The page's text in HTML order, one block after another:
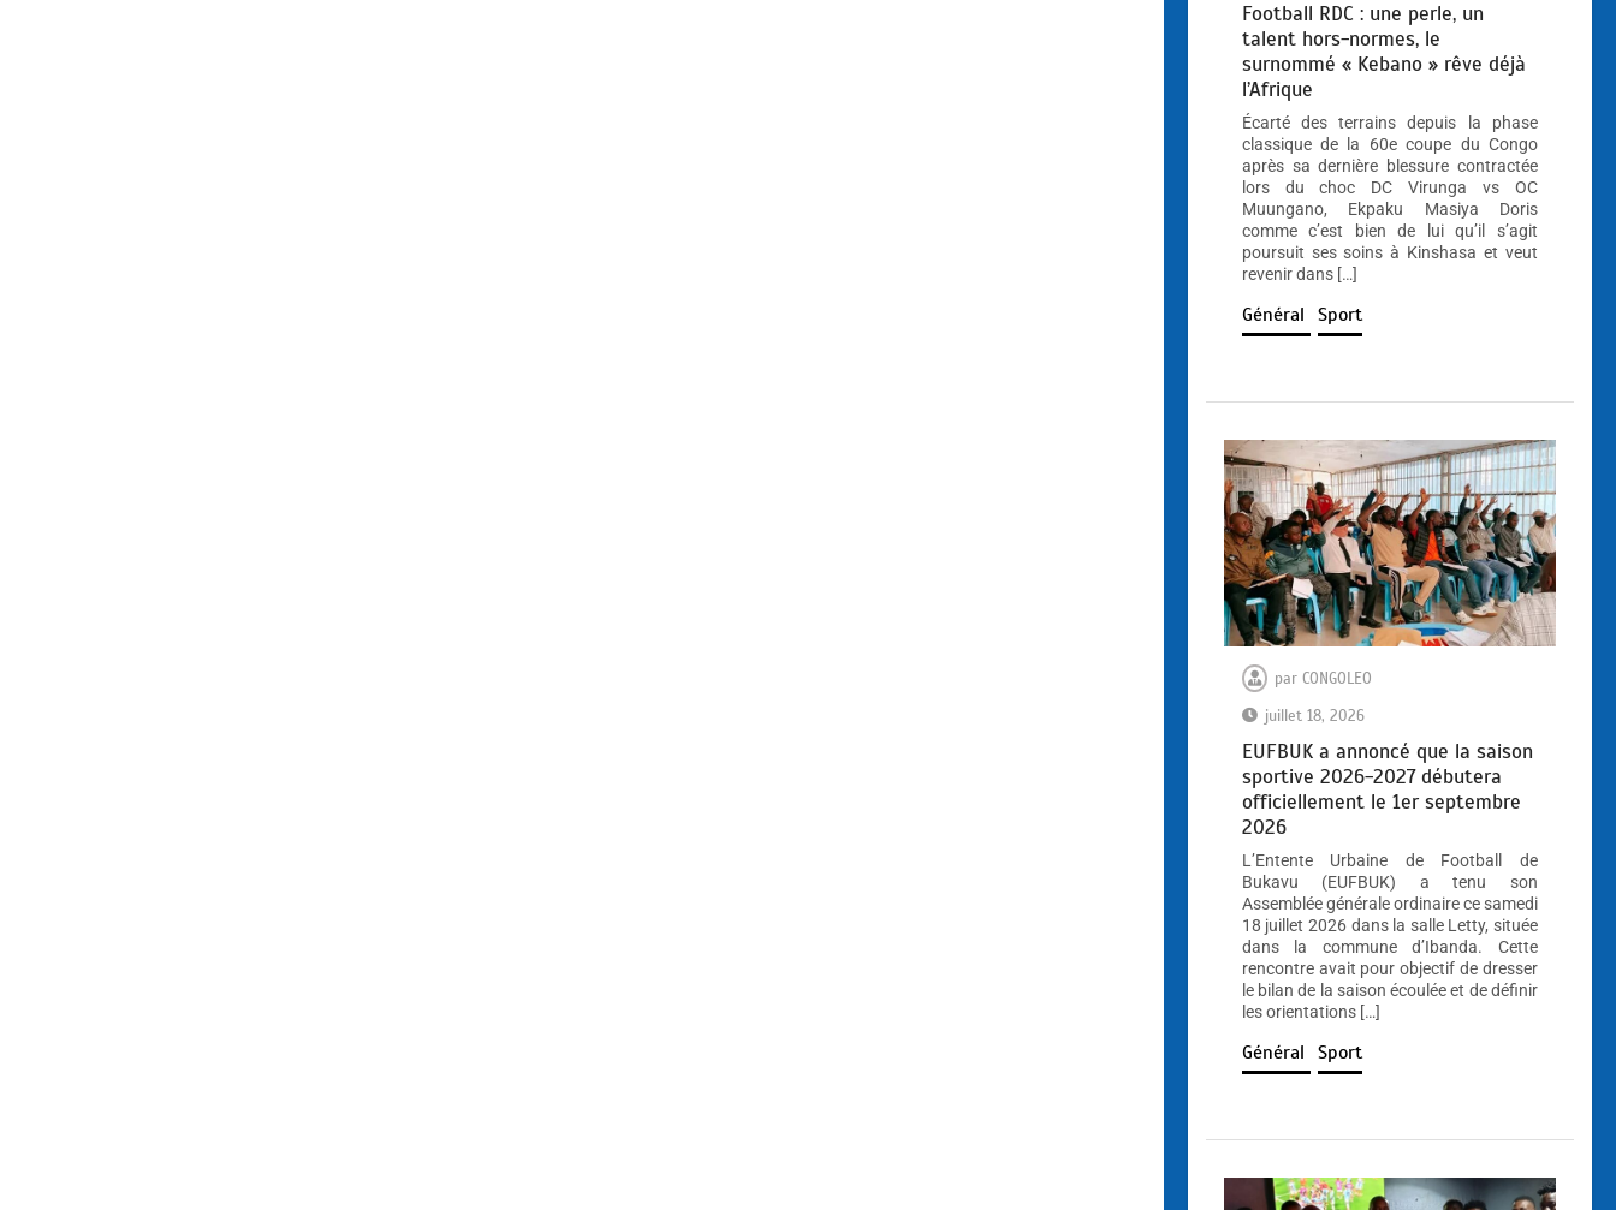
Football RDC : une perle, un
talent hors-normes, le
surnommé « Kebano » rêve déjà
l’Afrique
Écarté des terrains depuis la phase
classique de la 60e coupe du Congo
après sa dernière blessure contractée
lors du choc DC Virunga vs OC
Muungano, Ekpaku Masiya Doris
comme c’est bien de lui qu’il s’agit
poursuit ses soins à Kinshasa et veut
revenir dans […]
Général Sport
par CONGOLEO
juillet 18, 2026
EUFBUK a annoncé que la saison
sportive 2026-2027 débutera
officiellement le 1er septembre
2026
L’Entente Urbaine de Football de
Bukavu (EUFBUK) a tenu son
Assemblée générale ordinaire ce samedi
18 juillet 2026 dans la salle Letty, située
dans la commune d’Ibanda. Cette
rencontre avait pour objectif de dresser
le bilan de la saison écoulée et de définir
les orientations […]
Général Sport